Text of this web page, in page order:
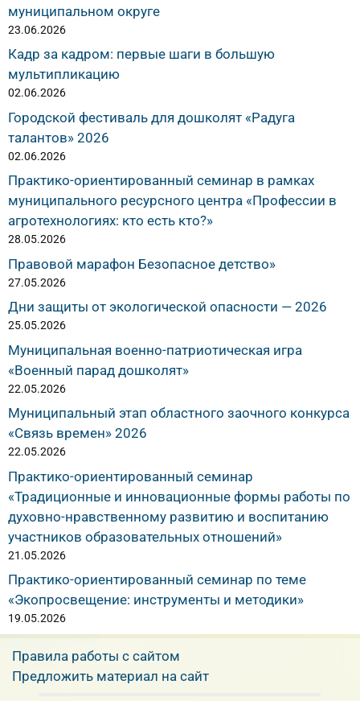
муниципальном округе
23.06.2026
Кадр за кадром: первые шаги в большую
мультипликацию
02.06.2026
Городской фестиваль для дошколят «Радуга
талантов» 2026
02.06.2026
Практико-ориентированный семинар в рамках
муниципального ресурсного центра «Профессии в
агротехнологиях: кто есть кто?»
28.05.2026
Правовой марафон Безопасное детство»
27.05.2026
Дни защиты от экологической опасности — 2026
25.05.2026
Муниципальная военно-патриотическая игра
«Военный парад дошколят»
22.05.2026
Муниципальный этап областного заочного конкурса
«Связь времен» 2026
22.05.2026
Практико-ориентированный семинар
«Традиционные и инновационные формы работы по
духовно-нравственному развитию и воспитанию
участников образовательных отношений»
21.05.2026
Практико-ориентированный семинар по теме
«Экопросвещение: инструменты и методики»
19.05.2026
Правила работы с сайтом
Предложить материал на сайт